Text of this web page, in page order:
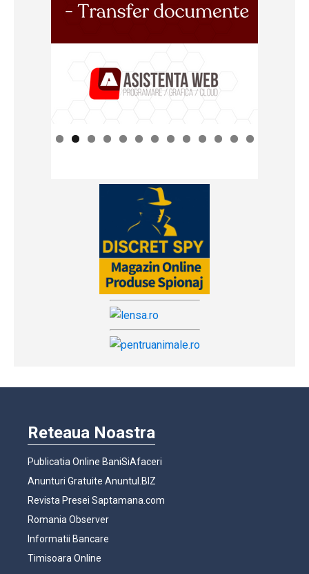
Reteaua Noastra
Publicatia Online BaniSiAfaceri
Anunturi Gratuite Anuntul.BIZ
Revista Presei Saptamana.com
Romania Observer
Informatii Bancare
Timisoara Online